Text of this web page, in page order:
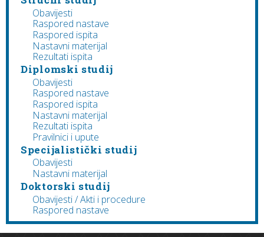
Obavijesti
Raspored nastave
Raspored ispita
Nastavni materijal
Rezultati ispita
Diplomski studij
Obavijesti
Raspored nastave
Raspored ispita
Nastavni materijal
Rezultati ispita
Pravilnici i upute
Specijalistički studij
Obavijesti
Nastavni materijal
Doktorski studij
Obavijesti / Akti i procedure
Raspored nastave